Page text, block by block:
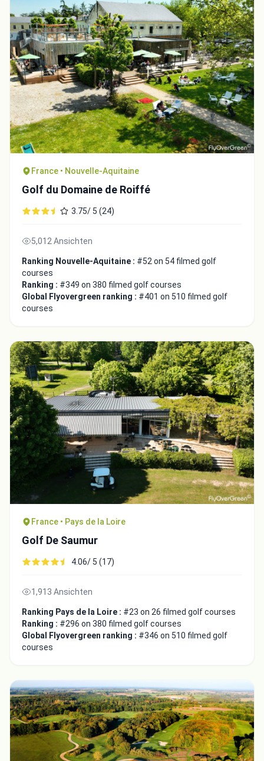
France • Nouvelle-Aquitaine
Golf du Domaine de Roiffé
3.75/ 5 (24)
5,012 Ansichten
Ranking Nouvelle-Aquitaine : #52 on 54 filmed golf
courses
Ranking : #349 on 380 filmed golf courses
Global Flyovergreen ranking : #401 on 510 filmed golf
courses
France • Pays de la Loire
Golf De Saumur
4.06/ 5 (17)
1,913 Ansichten
Ranking Pays de la Loire : #23 on 26 filmed golf courses
Ranking : #296 on 380 filmed golf courses
Global Flyovergreen ranking : #346 on 510 filmed golf
courses